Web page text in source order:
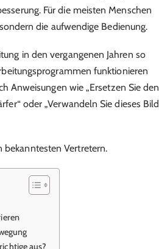
Für die meisten Menschen
die aufwendige Bedienung.
in den vergangenen Jahren so
funktionieren
Anweisungen wie „Ersetzen Sie den
oder „Verwandeln Sie dieses Bild
bekanntesten Vertretern.
aus?